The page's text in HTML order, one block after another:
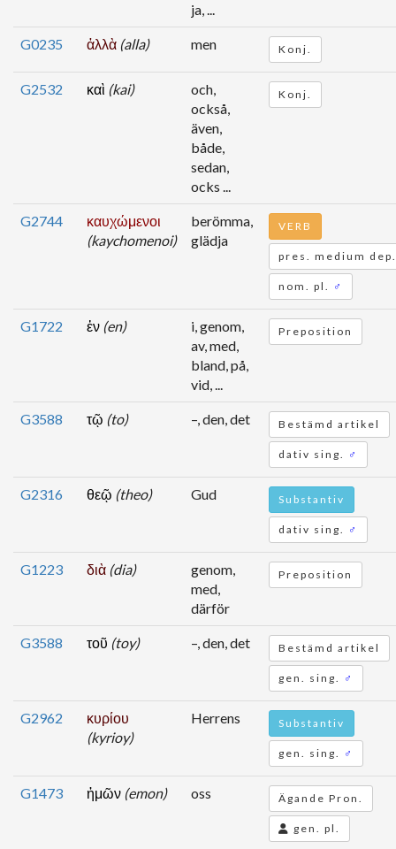
ja, ...
G0235 ἀλλὰ (alla) men Konj.
G2532 καὶ (kai)
och,
också,
även,
både,
sedan,
ocks ...
Konj.
G2744
καυχώμενοι
(kaychomenoi)
berömma,
glädja
VERB
pres. medium
nom. pl. ♂
G1722 ἐν (en)
i, genom,
av, med,
bland, på,
vid, ...
Preposition
G3588 τῷ (to) –, den, det Bestämd artikel
dativ sing. ♂
G2316 θεῷ (theo) Gud Substantiv
dativ sing. ♂
G1223 διὰ (dia)
genom,
med,
därför
Preposition
G3588 τοῦ (toy) –, den, det Bestämd artikel
gen. sing. ♂
G2962
κυρίου
(kyrioy)
Herrens Substantiv
gen. sing. ♂
G1473 ἡμῶν (emon) oss Ägande Pron.
gen. pl.